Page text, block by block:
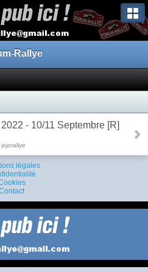
Rallye
- 10/11 Septembre [R]
légales